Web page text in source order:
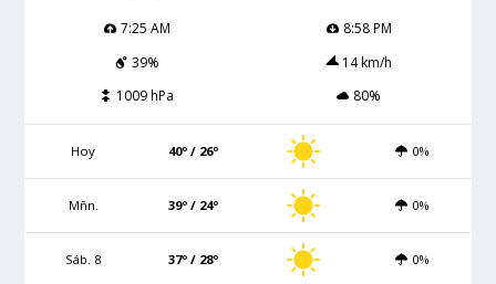
7:25 AM
8:58 PM
39%
14 km/h
1009 hPa
80%
Hoy 40º / 26º 0%
Mñn. 39º / 24º 0%
Sáb. 8 37º / 28º 0%